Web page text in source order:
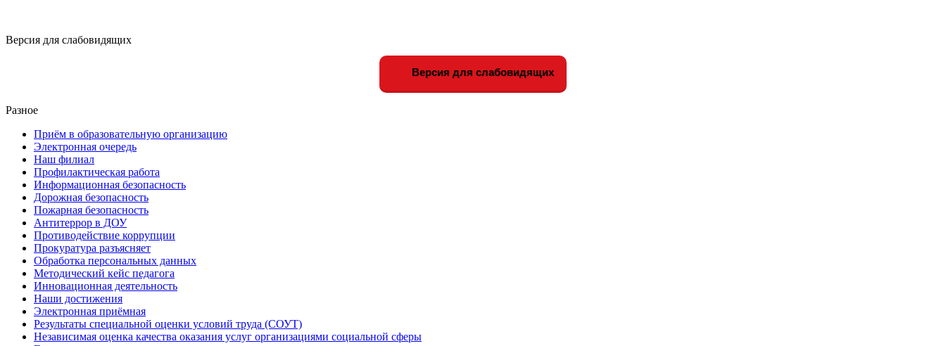
Версия для слабовидящих
Версия для слабовидящих
Разное
Приём в образовательную организацию
Электронная очередь
Наш филиал
Профилактическая работа
Информационная безопасность
Дорожная безопасность
Пожарная безопасность
Антитеррор в ДОУ
Противодействие коррупции
Прокуратура разъясняет
Обработка персональных данных
Методический кейс педагога
Инновационная деятельность
Наши достижения
Электронная приёмная
Результаты специальной оценки условий труда (СОУТ)
Независимая оценка качества оказания услуг организациями социальной сферы